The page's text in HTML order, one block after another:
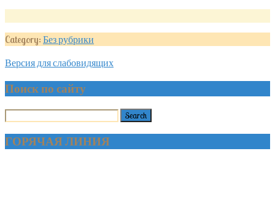
Category: Без рубрики
Версия для слабовидящих
Поиск по сайту
ГОРЯЧАЯ ЛИНИЯ